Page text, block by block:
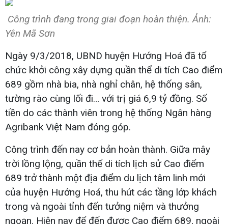
Công trình đang trong giai đoạn hoàn thiện. Ảnh:
Yên Mã Sơn
Ngày 9/3/2018, UBND huyện Hướng Hoá đã tổ
chức khởi công xây dựng quần thể di tích Cao điểm
689 gồm nhà bia, nhà nghỉ chân, hệ thống sân,
tường rào cùng lối đi… với trị giá 6,9 tỷ đồng. Số
tiền do các thành viên trong hệ thống Ngân hàng
Agribank Việt Nam đóng góp.
Công trình đến nay cơ bản hoàn thành. Giữa mây
trời lồng lộng, quần thể di tích lịch sử Cao điểm
689 trở thành một địa điểm du lịch tâm linh mới
của huyện Hướng Hoá, thu hút các tầng lớp khách
trong và ngoài tỉnh đến tưởng niệm và thưởng
ngoạn. Hiện nay để đến được Cao điểm 689, ngoài